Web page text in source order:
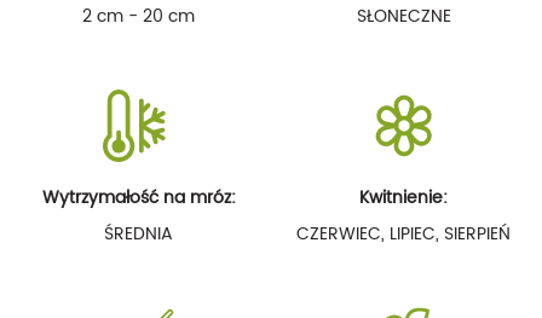
2 cm - 20 cm
SŁONECZNE
Wytrzymałość na mróz:
ŚREDNIA
Kwitnienie:
CZERWIEC, LIPIEC, SIERPIEŃ